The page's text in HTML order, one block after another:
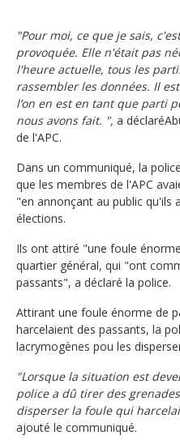
"Pour moi, ce que je sais,
provoquée. Elle n'était pas
l'heure actuelle, tous les
rassembler les données. Il
l’on en est en tant que parti
nous avons fait. ", a
de l'APC.
Dans un communiqué, la
que les membres de l'APC
"en annonçant au public qu'ils
élections.
Ils ont attiré "une foule
quartier général, qui "ont
passants", a déclaré la police.
Attirant une foule énorme de
harcelaient des passants, la
lacrymogènes pou les
"Lorsque la situation est
police a dû tirer des
disperser la foule qui
ajouté le communiqué.